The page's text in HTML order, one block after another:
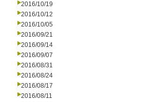
2016/10/19
2016/10/12
2016/10/05
2016/09/21
2016/09/14
2016/09/07
2016/08/31
2016/08/24
2016/08/17
2016/08/11